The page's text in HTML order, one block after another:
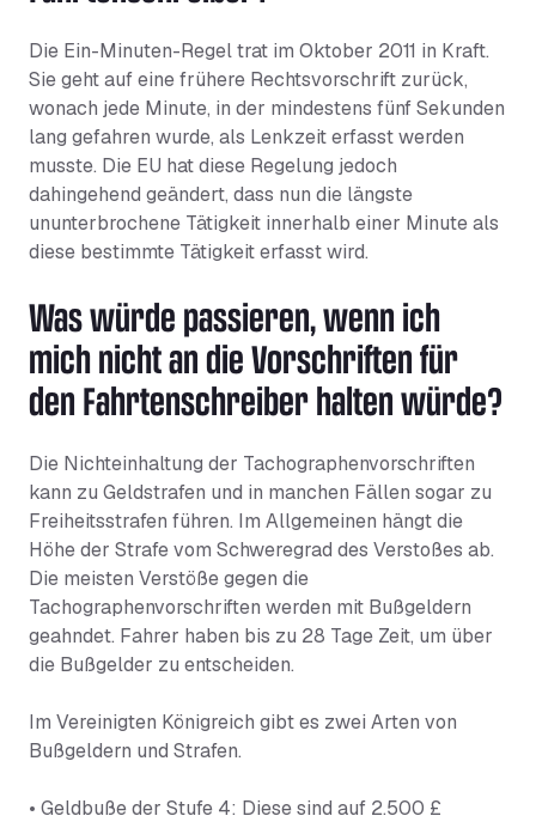
Die Ein-Minuten-Regel trat im Oktober 2011 in Kraft.
Sie geht auf eine frühere Rechtsvorschrift zurück,
wonach jede Minute, in der mindestens fünf Sekunden
lang gefahren wurde, als Lenkzeit erfasst werden
musste. Die EU hat diese Regelung jedoch
dahingehend geändert, dass nun die längste
ununterbrochene Tätigkeit innerhalb einer Minute als
diese bestimmte Tätigkeit erfasst wird.
Was würde passieren, wenn ich
mich nicht an die Vorschriften für
den Fahrtenschreiber halten würde?
Die Nichteinhaltung der Tachographenvorschriften
kann zu Geldstrafen und in manchen Fällen sogar zu
Freiheitsstrafen führen. Im Allgemeinen hängt die
Höhe der Strafe vom Schweregrad des Verstoßes ab.
Die meisten Verstöße gegen die
Tachographenvorschriften werden mit Bußgeldern
geahndet. Fahrer haben bis zu 28 Tage Zeit, um über
die Bußgelder zu entscheiden.
Im Vereinigten Königreich gibt es zwei Arten von
Bußgeldern und Strafen.
• Geldbuße der Stufe 4: Diese sind auf 2.500 £